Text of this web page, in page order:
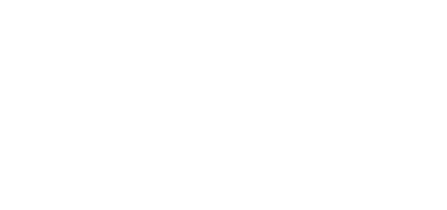
hổ phách, mang lại sự ấm áp và thanh lịch. Cuối cùng, gỗ đàn hương và hoắc hương tạo nên một nền tảng bền vững và gợi
của
da nàng từ 7 đến 12 tiếng. Hương thơm ngọt ngào, quyến rũ bung tỏa trong khoảng cách 2m.